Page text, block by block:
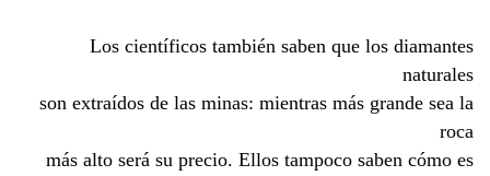
Los científicos también saben que los diamantes
naturales
son extraídos de las minas: mientras más grande sea la
roca
más alto será su precio. Ellos tampoco saben cómo es